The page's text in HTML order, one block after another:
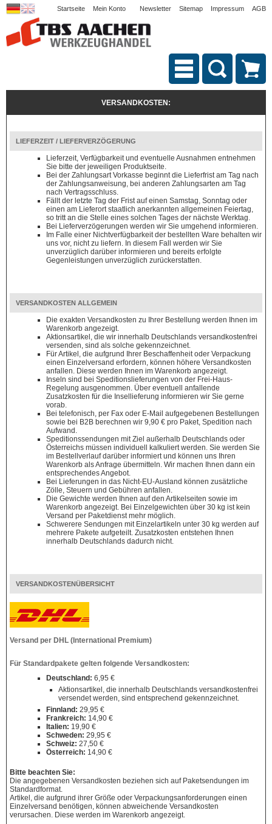
Startseite Mein Konto Newsletter Sitemap Impressum AGB
VERSANDKOSTEN:
LIEFERZEIT / LIEFERVERZÖGERUNG
Lieferzeit, Verfügbarkeit und eventuelle Ausnahmen entnehmen
Sie bitte der jeweiligen Produktseite.
Bei der Zahlungsart Vorkasse beginnt die Lieferfrist am Tag nach
der Zahlungsanweisung, bei anderen Zahlungsarten am Tag
nach Vertragsschluss.
Fällt der letzte Tag der Frist auf einen Samstag, Sonntag oder
einen am Lieferort staatlich anerkannten allgemeinen Feiertag,
so tritt an die Stelle eines solchen Tages der nächste Werktag.
Bei Lieferverzögerungen werden wir Sie umgehend informieren.
Im Falle einer Nichtverfügbarkeit der bestellten Ware behalten wir
uns vor, nicht zu liefern. In diesem Fall werden wir Sie
unverzüglich darüber informieren und bereits erfolgte
Gegenleistungen unverzüglich zurückerstatten.
VERSANDKOSTEN ALLGEMEIN
Die exakten Versandkosten zu Ihrer Bestellung werden Ihnen im
Warenkorb angezeigt.
Aktionsartikel, die wir innerhalb Deutschlands versandkostenfrei
versenden, sind als solche gekennzeichnet.
Für Artikel, die aufgrund Ihrer Beschaffenheit oder Verpackung
einen Einzelversand erfordern, können höhere Versandkosten
anfallen. Diese werden Ihnen im Warenkorb angezeigt.
Inseln sind bei Speditionslieferungen von der Frei-Haus-
Regelung ausgenommen. Über eventuell anfallende
Zusatzkosten für die Insellieferung informieren wir Sie gerne
vorab.
Bei telefonisch, per Fax oder E-Mail aufgegebenen Bestellungen
sowie bei B2B berechnen wir 9,90 € pro Paket, Spedition nach
Aufwand.
Speditionssendungen mit Ziel außerhalb Deutschlands oder
Österreichs müssen individuell kalkuliert werden. Sie werden Sie
im Bestellverlauf darüber informiert und können uns Ihren
Warenkorb als Anfrage übermitteln. Wir machen Ihnen dann ein
entsprechendes Angebot.
Bei Lieferungen in das Nicht-EU-Ausland können zusätzliche
Zölle, Steuern und Gebühren anfallen.
Die Gewichte werden Ihnen auf den Artikelseiten sowie im
Warenkorb angezeigt. Bei Einzelgewichten über 30 kg ist kein
Versand per Paketdienst mehr möglich.
Schwerere Sendungen mit Einzelartikeln unter 30 kg werden auf
mehrere Pakete aufgeteilt. Zusatzkosten entstehen Ihnen
innerhalb Deutschlands dadurch nicht.
VERSANDKOSTENÜBERSICHT
Versand per DHL (International Premium)
Für Standardpakete gelten folgende Versandkosten:
Deutschland: 6,95 €
Aktionsartikel, die innerhalb Deutschlands versandkostenfrei
versendet werden, sind entsprechend gekennzeichnet.
Finnland: 29,95 €
Frankreich: 14,90 €
Italien: 19,90 €
Schweden: 29,95 €
Schweiz: 27,50 €
Österreich: 14,90 €
Bitte beachten Sie:
Die angegebenen Versandkosten beziehen sich auf Paketsendungen im
Standardformat.
Artikel, die aufgrund ihrer Größe oder Verpackungsanforderungen einen
Einzelversand benötigen, können abweichende Versandkosten
verursachen. Diese werden im Warenkorb angezeigt.